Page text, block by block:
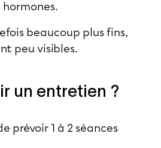
beaucoup plus fins,
peu visibles.
un entretien ?
prévoir 1 à 2 séances